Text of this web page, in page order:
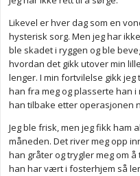
Likevel er hver dag som en
hysterisk sorg. Men jeg har
ble skadet i ryggen og ble
hvordan det gikk utover min
lenger. I min fortvilelse gikk
han fra meg og plasserte han i
han tilbake etter operasjonen
Jeg ble frisk, men jeg fikk ham
måneden. Det river meg opp
han gråter og trygler meg om
han har vært i fosterhjem så